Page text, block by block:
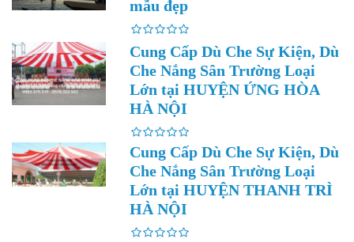
mẫu đẹp
Cung Cấp Dù Che Sự Kiện, Dù
Che Nắng Sân Trường Loại
Lớn tại HUYỆN ỨNG HÒA
HÀ NỘI
Cung Cấp Dù Che Sự Kiện, Dù
Che Nắng Sân Trường Loại
Lớn tại HUYỆN THANH TRÌ
HÀ NỘI